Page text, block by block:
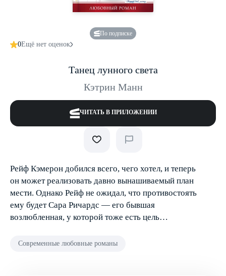
По подписке
0Ещё нет оценок
Танец лунного света
Кэтрин Манн
ЧИТАТЬ В ПРИЛОЖЕНИИ
Рейф Кэмерон добился всего, чего хотел, и теперь
он может реализовать давно вынашиваемый план
мести. Однако Рейф не ожидал, что противостоять
ему будет Сара Ричардс — его бывшая
возлюбленная, у которой тоже есть цель…
Современные любовные романы